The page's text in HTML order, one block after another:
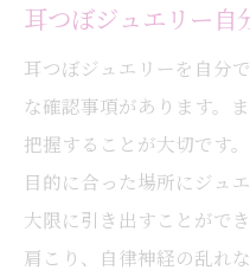
耳つぼジュエリー自
耳つぼジュエリーを自分
な確認事項があります。
把握することが大切です
目的に合った場所にジュ
大限に引き出すことがで
肩こり、自律神経の乱れ